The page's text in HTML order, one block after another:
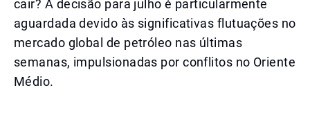
cair? A decisão para julho é particularmente
aguardada devido às significativas flutuações no
mercado global de petróleo nas últimas
semanas, impulsionadas por conflitos no Oriente
Médio.